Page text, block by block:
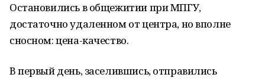
Остановились в общежитии при МПГУ,
достаточно удаленном от центра, но вполне
сносном: цена-качество.
В первый день, заселившись, отправились